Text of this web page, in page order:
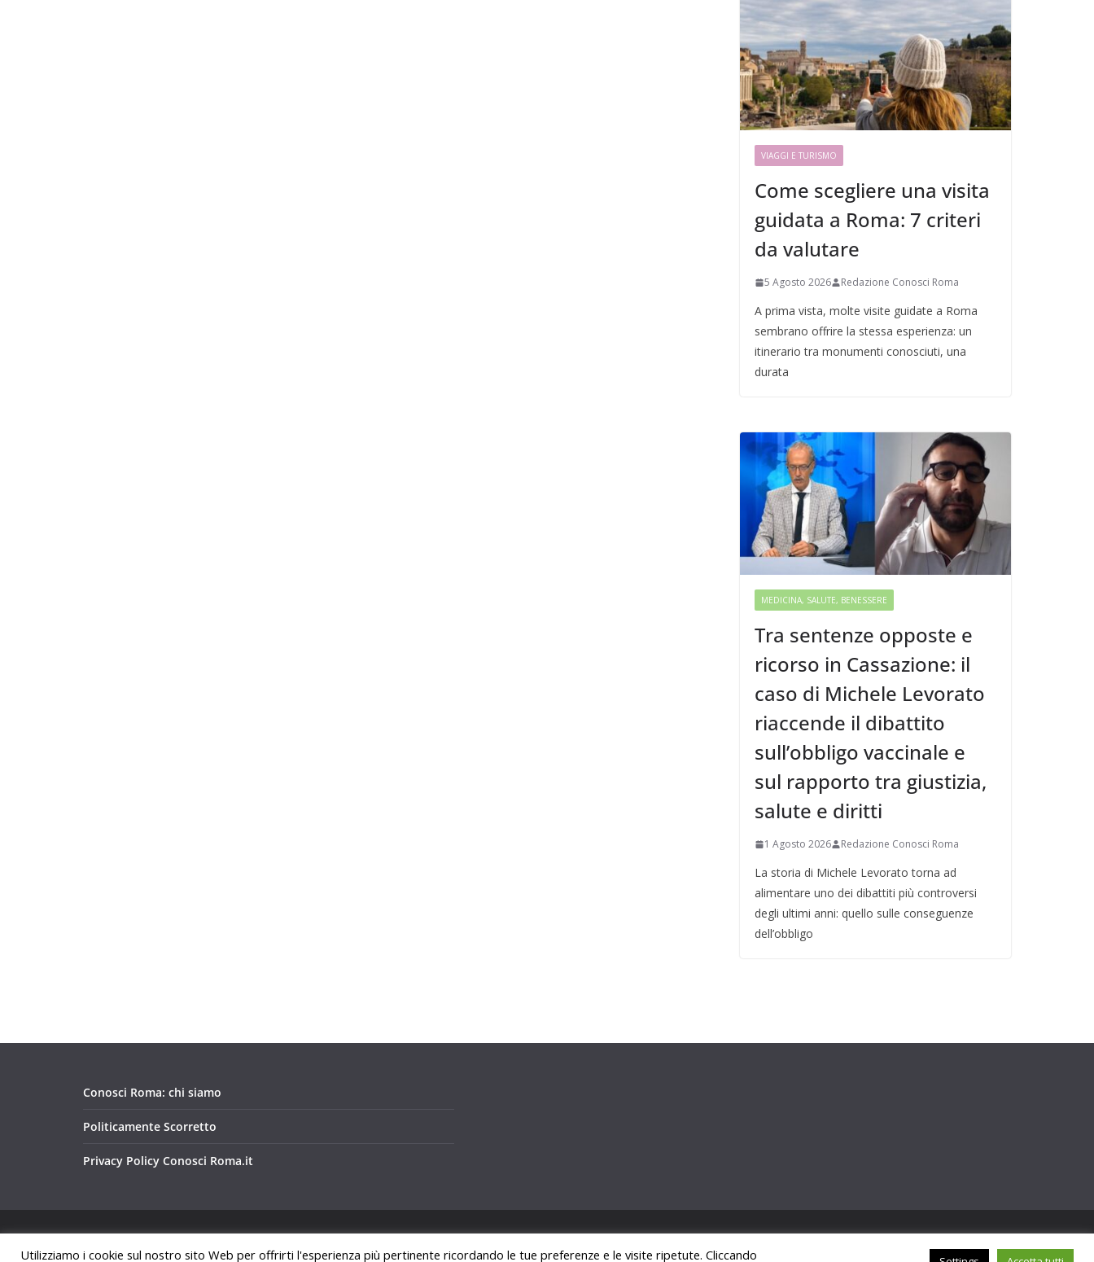
VIAGGI E TURISMO
Come scegliere una visita
guidata a Roma: 7 criteri
da valutare
5 Agosto 2026 Redazione Conosci Roma
A prima vista, molte visite guidate a Roma
sembrano offrire la stessa esperienza: un
itinerario tra monumenti conosciuti, una
durata
MEDICINA, SALUTE, BENESSERE
Tra sentenze opposte e
ricorso in Cassazione: il
caso di Michele Levorato
riaccende il dibattito
sull’obbligo vaccinale e
sul rapporto tra giustizia,
salute e diritti
1 Agosto 2026 Redazione Conosci Roma
La storia di Michele Levorato torna ad
alimentare uno dei dibattiti più controversi
degli ultimi anni: quello sulle conseguenze
dell’obbligo
Conosci Roma: chi siamo
Politicamente Scorretto
Privacy Policy Conosci Roma.it
Utilizziamo i cookie sul nostro sito Web per offrirti l'esperienza più pertinente ricordando le tue preferenze e le visite ripetute. Cliccando